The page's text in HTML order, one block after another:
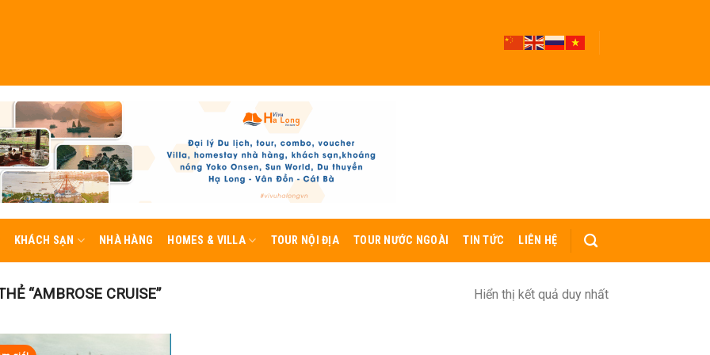
KHÁCH SẠN NHÀ HÀNG HOMES & VILLA TOUR NỘI ĐỊA TOUR NƯỚC NGOÀI TIN TỨC LIÊN HỆ
“AMBROSE CRUISE” Hiển thị kết quả duy nhất